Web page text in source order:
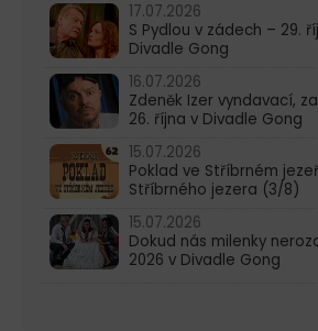
17.07.2026
S Pydlou v zádech – 29.
Divadle Gong
16.07.2026
Zdeněk Izer vyndavací,
26. října v Divadle Gong
15.07.2026
Poklad ve Stříbrném
Stříbrného jezera (3/8)
15.07.2026
Dokud nás milenky
2026 v Divadle Gong